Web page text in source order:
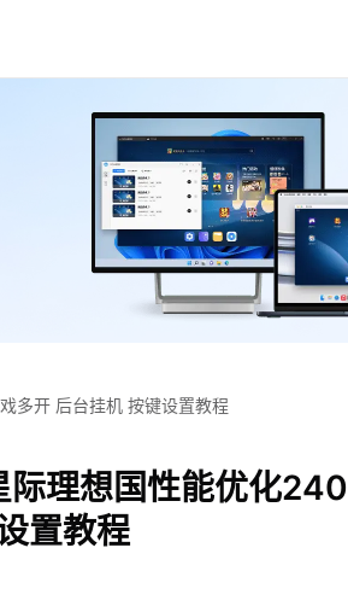
多开 后台挂机 按键设置教程
际理想国性能优化240
置教程